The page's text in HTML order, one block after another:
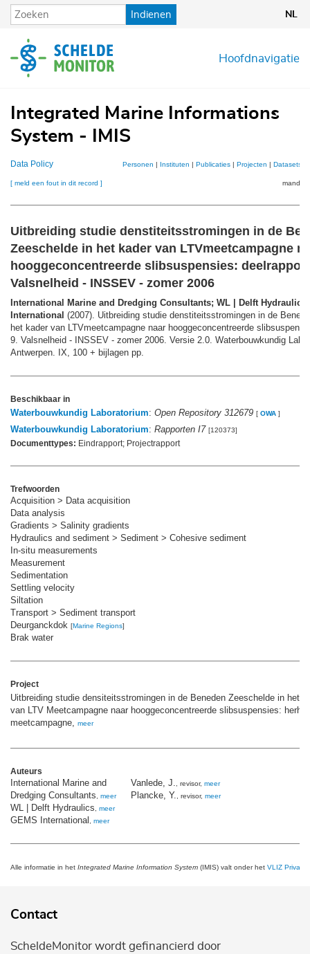
Overslaan
en
de
inhoud
Indienen NL
Hoofdnavigatie
Integrated Marine Informations
System - IMIS
Data Policy Personen | Instituten | Publicaties| Projecten | Datasets
[ meld een fout in dit record ] mandje
Uitbreiding studie denstiteitsstromingen in de
Zeeschelde in het kader van LTVmeetcampagne
hooggeconcentreerde slibsuspensies:
Valsnelheid - INSSEV - zomer 2006
International Marine and Dredging Consultants; WL | Delft
International (2007). Uitbreiding studie denstiteitsstromingen in de
het kader van LTVmeetcampagne naar hooggeconcentreerde
9. Valsnelheid - INSSEV - zomer 2006. Versie 2.0. Waterbouwkundig
Antwerpen. IX, 100 + bijlagen pp.
Beschikbaar in
Waterbouwkundig Laboratorium: Open Repository 312679 [ OWA ]
Waterbouwkundig Laboratorium: Rapporten I7 [120373]
Documenttypes: Eindrapport; Projectrapport
Trefwoorden
Acquisition > Data acquisition
Data analysis
Gradients > Salinity gradients
Hydraulics and sediment > Sediment > Cohesive sediment
In-situ measurements
Measurement
Sedimentation
Settling velocity
Siltation
Transport > Sediment transport
Deurganckdok [Marine Regions]
Brak water
Project
Uitbreiding studie densiteitsstromingen in de Beneden Zeeschelde in het
van LTV Meetcampagne naar hooggeconcentreerde slibsuspensies:
meetcampagne,
meer
Auteurs
International Marine and
Dredging Consultants
meer
WL | Delft Hydraulics meer
GEMS International meer
Vanlede, J. , revisor, meer
Plancke, Y. , revisor, meer
Alle informatie in het Integrated Marine Information System (IMIS) valt onder het VLIZ Privacy
Contact
ScheldeMonitor wordt gefinancierd door